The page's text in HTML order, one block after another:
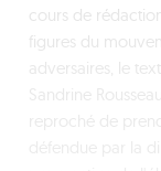
cours de
figures du
adversaires, le